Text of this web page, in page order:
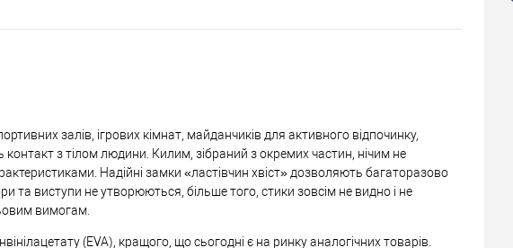
залів, ігрових кімнат, майданчиків для активного відпочинку,
з тілом людини. Килим, зібраний з окремих частин, нічим не
Надійні замки «ластівчин хвіст» дозволяють багаторазово
та виступи не утворюються, більше того, стики зовсім не видно і не
вимогам.
(EVA), кращого, що сьогодні є на ринку аналогічних товарів.